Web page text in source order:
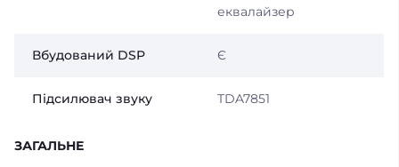
еквалайзер
Вбудований DSP Є
Підсилювач звуку TDA7851
ЗАГАЛЬНЕ